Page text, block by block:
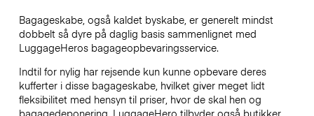
Bagageskabe, også kaldet byskabe, er generelt mindst
dobbelt så dyre på daglig basis sammenlignet med
LuggageHeros bagageopbevaringsservice.
Indtil for nylig har rejsende kun kunne opbevare deres
kufferter i disse bagageskabe, hvilket giver meget lidt
fleksibilitet med hensyn til priser, hvor de skal hen og